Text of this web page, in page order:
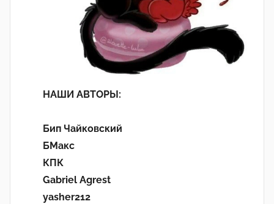
НАШИ АВТОРЫ:
Бип Чайковский
БМакс
КПК
Gabriel Agrest
yasher212